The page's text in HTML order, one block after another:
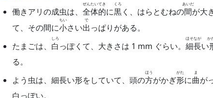
働きアリの成虫は、 全
ぜん
体
たい
的
てき
に黒
くろ
く、はらとむねの間
あいだ
が大
て、その間に小
ちい
さい出
で
っぱりがある。
たまごは、 白
しろ
っぽくて、大きさは 1 mm ぐらい。 細
ほそ
長
なが
い
か
る。
よう虫は、細長い形をしていて、頭の方
ほう
がかぎ形
がた
に曲
ま
が
白っぽい。